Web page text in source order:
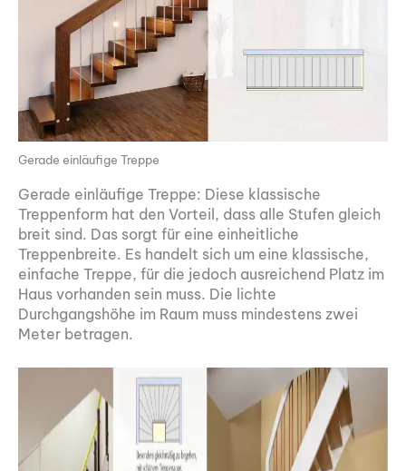
Gerade einläufige Treppe
Gerade einläufige Treppe: Diese klassische
Treppenform hat den Vorteil, dass alle Stufen gleich
breit sind. Das sorgt für eine einheitliche
Treppenbreite. Es handelt sich um eine klassische,
einfache Treppe, für die jedoch ausreichend Platz im
Haus vorhanden sein muss. Die lichte
Durchgangshöhe im Raum muss mindestens zwei
Meter betragen.